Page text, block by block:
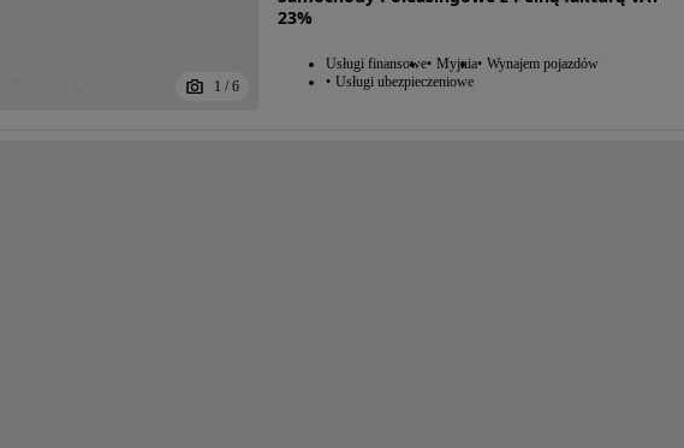
1 / 6
23%
Usługi finansowe Myjnia Wynajem pojazdów
Usługi ubezpieczeniowe